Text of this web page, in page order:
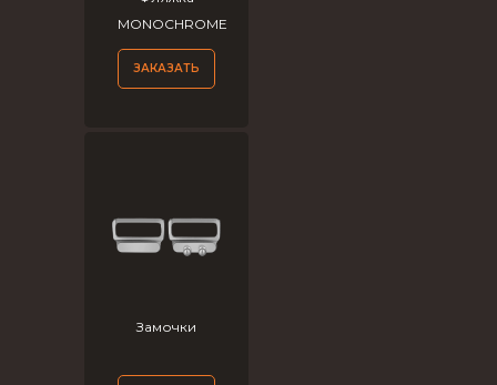
MONOCHROME
ЗАКАЗАТЬ
Замочки